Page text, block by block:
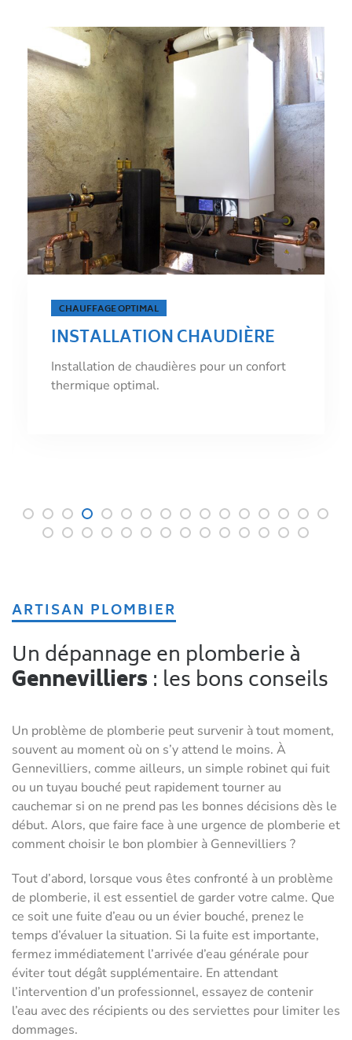
ÉNERGIE PROPRE
INSTALLATION CHAUDIÈRE
ÉLECTRIQUE
Installation de chaudières électriques pour
ARTISAN PLOMBIER
Un dépannage en plomberie à
Gennevilliers : les bons conseils
Un problème de plomberie peut survenir à tout moment,
souvent au moment où on s’y attend le moins. À
Gennevilliers, comme ailleurs, un simple robinet qui fuit
ou un tuyau bouché peut rapidement tourner au
cauchemar si on ne prend pas les bonnes décisions dès le
début. Alors, que faire face à une urgence de plomberie et
comment choisir le bon plombier à Gennevilliers ?
Tout d’abord, lorsque vous êtes confronté à un problème
de plomberie, il est essentiel de garder votre calme. Que
ce soit une fuite d’eau ou un évier bouché, prenez le
temps d’évaluer la situation. Si la fuite est importante,
fermez immédiatement l’arrivée d’eau générale pour
éviter tout dégât supplémentaire. En attendant
l’intervention d’un professionnel, essayez de contenir
l’eau avec des récipients ou des serviettes pour limiter les
dommages.